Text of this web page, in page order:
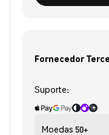
Fornecedor
Suporte:
Moedas 50+